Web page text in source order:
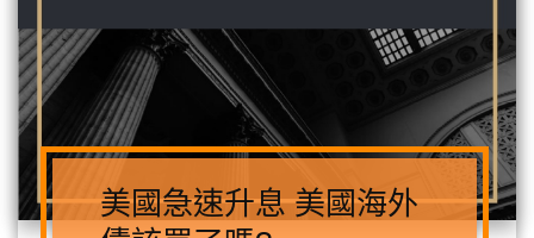
美國急速升息 美國海外